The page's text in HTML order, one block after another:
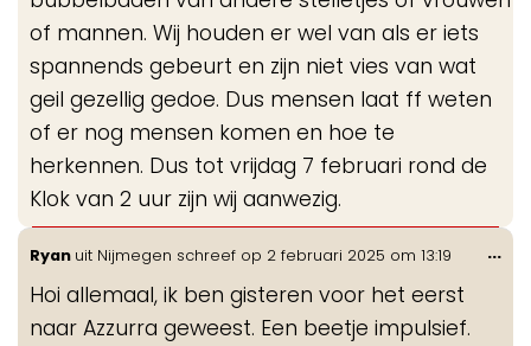
of mannen. Wij houden er wel van als er iets
spannends gebeurt en zijn niet vies van wat
geil gezellig gedoe. Dus mensen laat ff weten
of er nog mensen komen en hoe te
herkennen. Dus tot vrijdag 7 februari rond de
Klok van 2 uur zijn wij aanwezig.
Ryan uit Nijmegen schreef op 2 februari 2025 om 13:19
Hoi allemaal, ik ben gisteren voor het eerst
naar Azzurra geweest. Een beetje impulsief.
...